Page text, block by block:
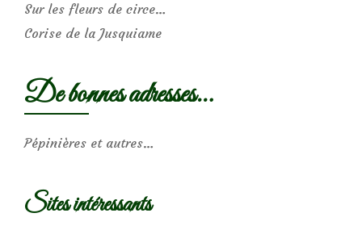
Sur les fleurs de circe…
Corise de la Jusquiame
De bonnes adresses…
Pépinières et autres…
Sites intéressants